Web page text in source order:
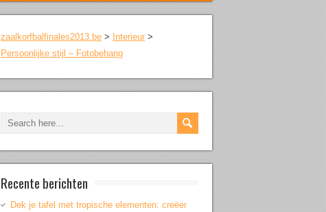
zaalkorfbalfinales2013.be > Interieur >
Persoonlijke stijl – Fotobehang
Recente berichten
Dek je tafel met tropische elementen: creëer